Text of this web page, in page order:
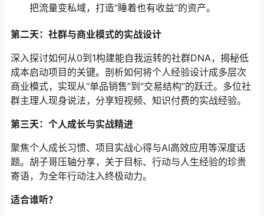
把流量变私域，打造“睡着也有收益”的资产。
第二天：社群与商业模式的实战设计
深入探讨如何从0到1构建能自我运转的社群DNA，揭秘低
成本启动项目的关键。剖析如何将个人经验设计成多层次
商业模式，实现从“单品销售”到“交易结构”的跃迁。多位社
群主理人现身说法，分享短视频、知识付费的实战经验。
第三天：个人成长与实战精进
聚焦个人成长习惯、项目实战心得与AI高效应用等深度话
题。胡子哥压轴分享，关于目标、行动与人生经验的珍贵
寄语，为全年行动注入终极动力。
适合谁听？